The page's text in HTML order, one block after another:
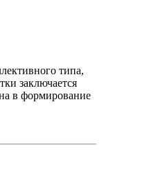
типа,
заключается
в формирование